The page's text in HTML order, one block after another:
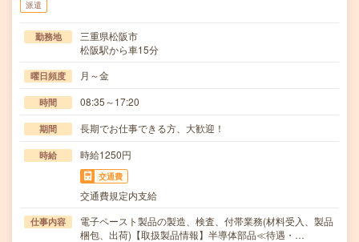
派遣
勤務地
三重県松阪市
松阪駅から車15分
曜日頻度 月～金
時間 08:35～17:20
期間 長期でお仕事できる方、大歓迎！
時給 時給1250円
交通費
交通費規定内支給
仕事内容
電子ペースト製品の製造、検査、付帯業務(材料受入、製品
梱包、出荷)【取扱製品情報】半導体部品≪待遇・…